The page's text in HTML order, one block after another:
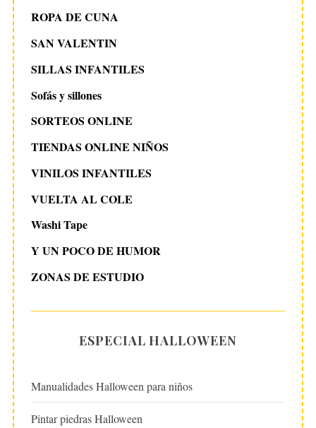
ROPA DE CUNA
SAN VALENTIN
SILLAS INFANTILES
Sofás y sillones
SORTEOS ONLINE
TIENDAS ONLINE NIÑOS
VINILOS INFANTILES
VUELTA AL COLE
Washi Tape
Y UN POCO DE HUMOR
ZONAS DE ESTUDIO
ESPECIAL HALLOWEEN
Manualidades Halloween para niños
Pintar piedras Halloween